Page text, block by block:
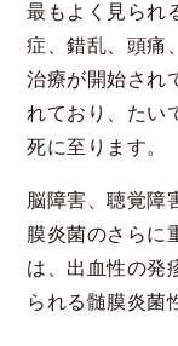
最もよく見られ
症、錯乱、頭痛
治療が開始され
れており、たい
死に至ります。
脳障害、聴覚障
膜炎菌のさらに
は、出血性の発
られる髄膜炎菌